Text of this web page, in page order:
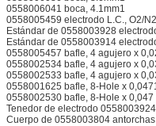
0558006041 boca, 4.1mm1
0558005459 electrodo L.C., O2/
Estándar de 0558003928
Estándar de 0558003914
0558005457 bafle, 4 agujero x
0558002534 bafle, 4 agujero x
0558002533 bafle, 4 agujero x
0558001625 bafle, 8-Hole x
0558002530 bafle, 8-Hole x 0,047
Tenedor de electrodo 0558003924
Cuerpo de 0558003804 antorchas